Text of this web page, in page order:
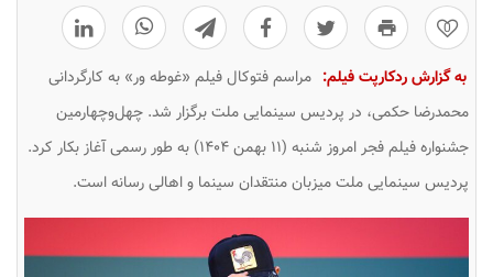
0
به گزارش ردکارپت فیلم: مراسم فتوکال فیلم «غوطه ور» به کارگردانی
محمدرضا حکمی، در پردیس سینمایی ملت برگزار شد. چهل‌وچهارمین
جشنواره‌ فیلم فجر امروز شنبه (۱۱ بهمن ۱۴۰۴) به طور رسمی آغاز بکار کرد.
پردیس سینمایی ملت میزبان منتقدان سینما و اهالی رسانه‌ است.